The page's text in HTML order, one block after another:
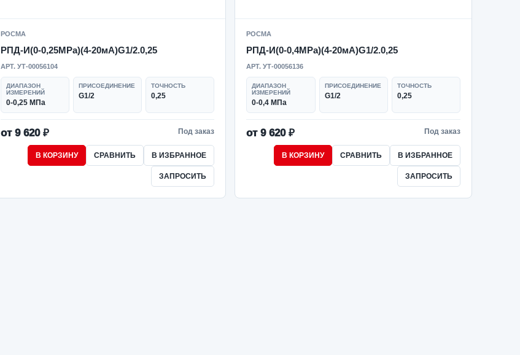
РОСМА
РПД-И(0-0,25MPa)(4-20мА)G1/2.0,25
АРТ. УТ-00056104
ДИАПАЗОН
ИЗМЕРЕНИЙ
0-0,25 МПа
ПРИСОЕДИНЕНИЕ
G1/2
ТОЧНОСТЬ
0,25
от 9 620 ₽ Под заказ
В КОРЗИНУ СРАВНИТЬ В ИЗБРАННОЕ
ЗАПРОСИТЬ
РОСМА
РПД-И(0-0,4MPa)(4-20мА)G1/2.0,25
АРТ. УТ-00056136
ДИАПАЗОН
ИЗМЕРЕНИЙ
0-0,4 МПа
ПРИСОЕДИНЕНИЕ
G1/2
ТОЧНОСТЬ
0,25
от 9 620 ₽ Под заказ
В КОРЗИНУ СРАВНИТЬ В ИЗБРАННОЕ
ЗАПРОСИТЬ